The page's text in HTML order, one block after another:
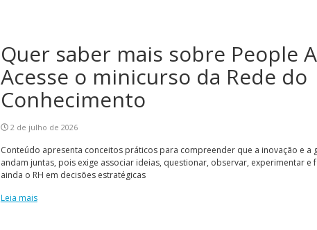
Quer saber mais sobre People
Acesse o minicurso da Rede do
Conhecimento
2 de julho de 2026
Conteúdo apresenta conceitos práticos para compreender que a inovação e a
andam juntas, pois exige associar ideias, questionar, observar, experimentar e
ainda o RH em decisões estratégicas
Leia mais